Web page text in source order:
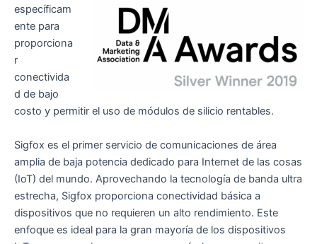
específicam
ente para
proporciona
r
conectivida
d de bajo
costo y permitir el uso de módulos de silicio rentables.
Sigfox es el primer servicio de comunicaciones de área
amplia de baja potencia dedicado para Internet de las cosas
(IoT) del mundo. Aprovechando la tecnología de banda ultra
estrecha, Sigfox proporciona conectividad básica a
dispositivos que no requieren un alto rendimiento. Este
enfoque es ideal para la gran mayoría de los dispositivos